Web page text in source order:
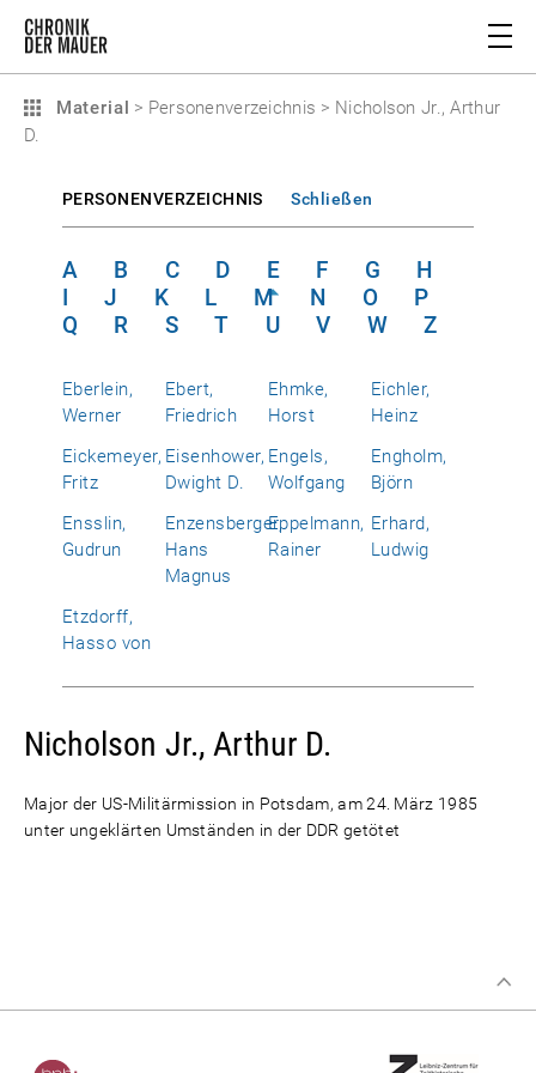
Material > Personenverzeichnis > Nicholson Jr., Arthur
D.
PERSONENVERZEICHNIS Schließen
A B C D E F G
H
I
J K L M N O
P
Q
R S T U V W Z
Eberlein,
Werner
Ebert,
Friedrich
Ehmke,
Horst
Eichler,
Heinz
Eickemeyer,
Fritz
Eisenhower,
Dwight D.
Engels,
Wolfgang
Engholm,
Björn
Ensslin,
Gudrun
Enzensberger,
Hans
Magnus
Eppelmann,
Rainer
Erhard,
Ludwig
Etzdorff,
Hasso von
Nicholson Jr., Arthur D.
Major der US-Militärmission in Potsdam, am 24. März 1985
unter ungeklärten Umständen in der DDR getötet